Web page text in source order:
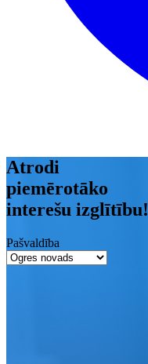
Atrodi
piemērotāko
interešu izglītību!
Pašvaldība